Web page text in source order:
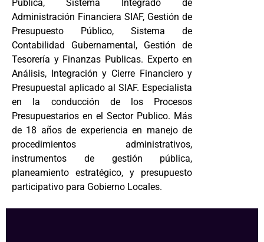
Pública, Sistema Integrado de
Administración Financiera SIAF, Gestión de
Presupuesto Público, Sistema de
Contabilidad Gubernamental, Gestión de
Tesorería y Finanzas Publicas. Experto en
Análisis, Integración y Cierre Financiero y
Presupuestal aplicado al SIAF. Especialista
en la conducción de los Procesos
Presupuestarios en el Sector Publico. Más
de 18 años de experiencia en manejo de
procedimientos administrativos,
instrumentos de gestión pública,
planeamiento estratégico, y presupuesto
participativo para Gobierno Locales.